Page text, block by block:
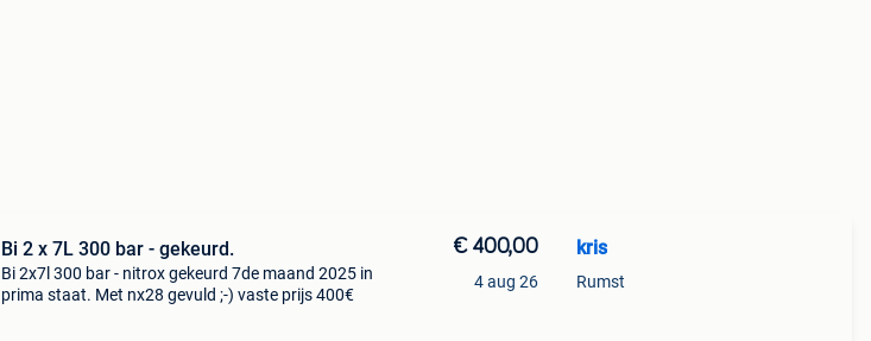
Bi 2 x 7L 300 bar - gekeurd.
Bi 2x7l 300 bar - nitrox gekeurd 7de maand 2025 in
prima staat. Met nx28 gevuld ;-) vaste prijs 400€
€ 400,00
4 aug 26
kris
Rumst